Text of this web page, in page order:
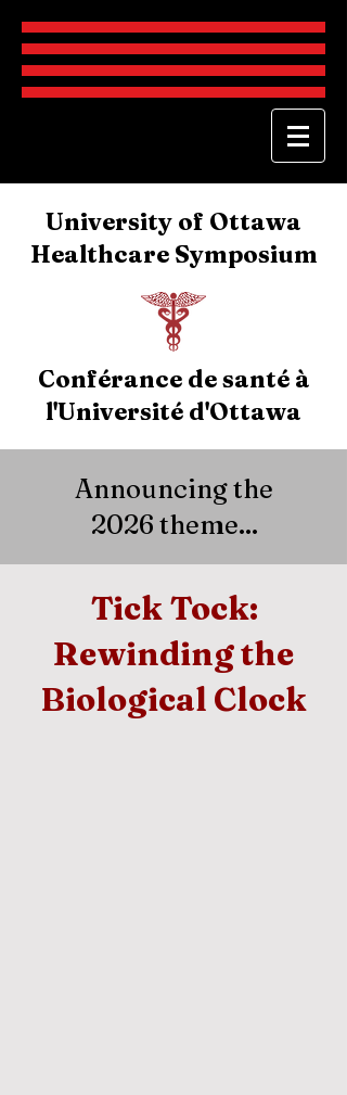
University of Ottawa
Healthcare Symposium
Conférance de santé à
l'Université d'Ottawa
Announcing the
2026 theme...
Tick Tock:
Rewinding the
Biological Clock